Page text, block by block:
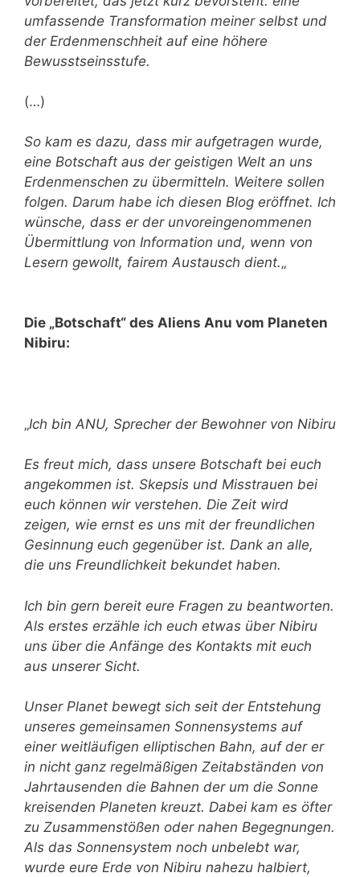
umfassende Transformation meiner selbst und
der Erdenmenschheit auf eine höhere
Bewusstseinsstufe.
(…)
So kam es dazu, dass mir aufgetragen wurde,
eine Botschaft aus der geistigen Welt an uns
Erdenmenschen zu übermitteln. Weitere sollen
folgen. Darum habe ich diesen Blog eröffnet. Ich
wünsche, dass er der unvoreingenommenen
Übermittlung von Information und, wenn von
Lesern gewollt, fairem Austausch dient.„
Die „Botschaft“ des Aliens Anu vom Planeten
Nibiru:
„Ich bin ANU, Sprecher der Bewohner von Nibiru
Es freut mich, dass unsere Botschaft bei euch
angekommen ist. Skepsis und Misstrauen bei
euch können wir verstehen. Die Zeit wird
zeigen, wie ernst es uns mit der freundlichen
Gesinnung euch gegenüber ist. Dank an alle,
die uns Freundlichkeit bekundet haben.
Ich bin gern bereit eure Fragen zu beantworten.
Als erstes erzähle ich euch etwas über Nibiru
uns über die Anfänge des Kontakts mit euch
aus unserer Sicht.
Unser Planet bewegt sich seit der Entstehung
unseres gemeinsamen Sonnensystems auf
einer weitläufigen elliptischen Bahn, auf der er
in nicht ganz regelmäßigen Zeitabständen von
Jahrtausenden die Bahnen der um die Sonne
kreisenden Planeten kreuzt. Dabei kam es öfter
zu Zusammenstößen oder nahen Begegnungen.
Als das Sonnensystem noch unbelebt war,
wurde eure Erde von Nibiru nahezu halbiert,